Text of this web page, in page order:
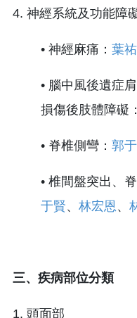
4. 神經系統及功能障
• 神經麻痛： 葉
• 腦中風後遺症
損傷後肢體障礙：
• 脊椎側彎： 郭
• 椎間盤突出、
于賢、 林宏恩、
三、疾病部位分類
1. 頭面部